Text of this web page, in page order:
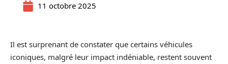
11 octobre 2025
Il est surprenant de constater que certains véhicules
iconiques, malgré leur impact indéniable, restent souvent